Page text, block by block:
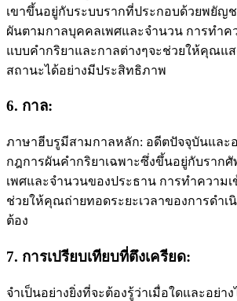
เขาขึ้นอยู่กับระบบรากที่ประกอบด้วยพยัญ
ผันตามกาลบุคคลเพศและจํานวน การทําค
แบบคํากริยาและกาลต่างๆจะช่วยให้คุณแ
สถานะได้อย่างมีประสิทธิภาพ
6. กาล:
ภาษาฮีบรูมีสามกาลหลัก: อดีตปัจจุบันและ
กฎการผันคำกริยาเฉพาะซึ่งขึ้นอยู่กับราก
เพศและจำนวนของประธาน การทําความเ
ช่วยให้คุณถ่ายทอดระยะเวลาของการดําเ
ต้อง
7. การเปรียบเทียบที่ตึงเครียด:
จําเป็นอย่างยิ่งที่จะต้องรู้ว่าเมื่อใดและอย่า